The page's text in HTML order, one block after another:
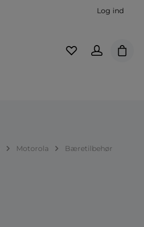
Log ind
Motorola Bæretilbehør